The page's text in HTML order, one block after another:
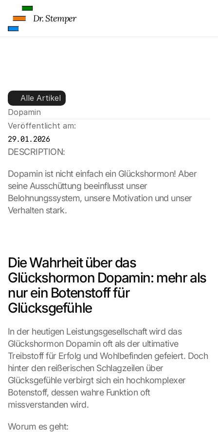
Glückshormon
Alle Artikel
Dopamin
Veröffentlicht am:
29.01.2026
DESCRIPTION:
Dopamin ist nicht einfach ein Glückshormon! Aber
seine Ausschüttung beeinflusst unser
Belohnungssystem, unsere Motivation und unser
Verhalten stark.
Die Wahrheit über das
Glückshormon Dopamin: mehr als
nur ein Botenstoff für
Glücksgefühle
In der heutigen Leistungsgesellschaft wird das
Glückshormon Dopamin oft als der ultimative
Treibstoff für Erfolg und Wohlbefinden gefeiert. Doch
hinter den reißerischen Schlagzeilen über
Glücksgefühle verbirgt sich ein hochkomplexer
Botenstoff, dessen wahre Funktion oft
missverstanden wird.
Worum es geht:
Dr. Stemper